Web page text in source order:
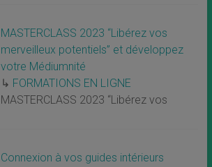
MASTERCLASS 2023 “Libérez vos
merveilleux potentiels” et développez
votre Médiumnité
↳ FORMATIONS EN LIGNE
MASTERCLASS 2023 “Libérez vos
Connexion à vos guides intérieurs